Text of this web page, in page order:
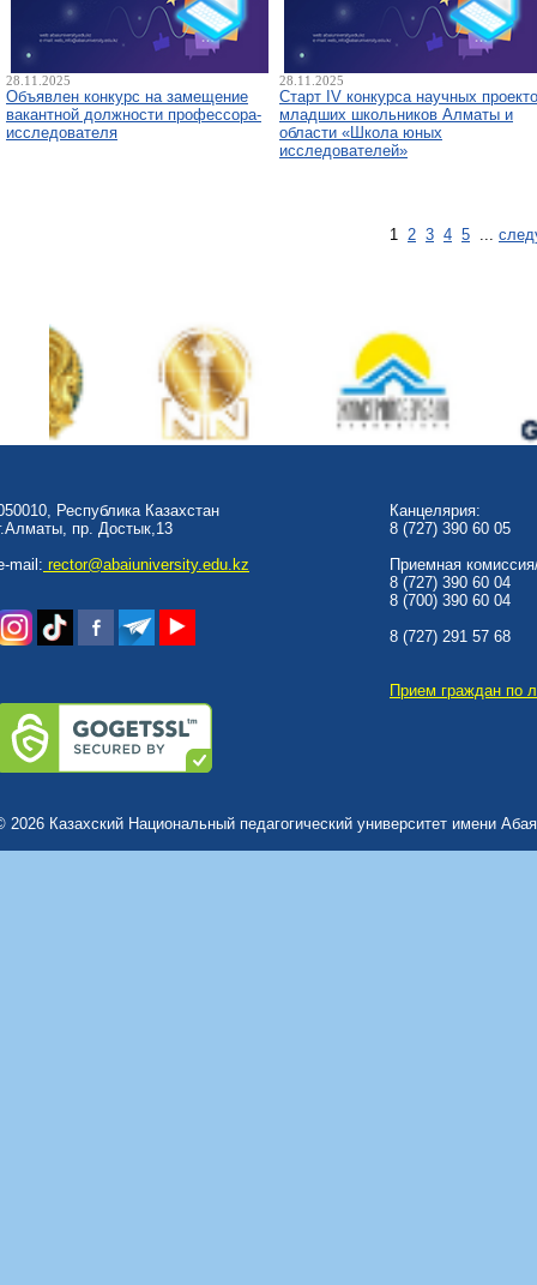
28.11.2025
Объявлен конкурс на замещение
вакантной должности профессора-
исследователя
28.11.2025
Старт IV конкурса научных
младших школьников Алматы и
области «Школа юных
исследователей»
1 2 3 4 5 ...
Республика Казахстан
пр. Достык,13
mail: rector@abaiuniversity.edu.kz
Канцелярия:
8 (727) 390 60 05
Приемная
8 (727) 390 60 04
8 (700) 390 60 04
8 (727) 291 57 68
Прием граждан по
2026 Казахский Национальный педагогический университет имени Абая